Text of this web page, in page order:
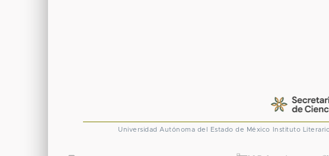
Universidad Autónoma del Estado de México Instituto